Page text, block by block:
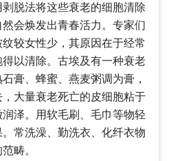
脱法将这些衰老的细胞清除
会焕发出青春活力。专家们
较女性少，其原因在于经常
以清除。古埃及有一种衰老
膏、蜂蜜、燕麦粥调为膏，
大量衰老死亡的皮细胞粘于
泽。用软毛刷、毛巾等物轻
常洗澡、勤洗衣、化纤衣物
畴。